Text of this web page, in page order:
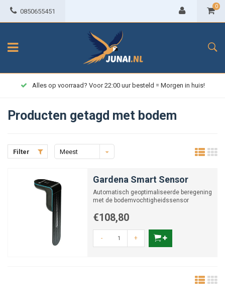
0850655451
0
Alles op voorraad? Voor 22:00 uur besteld = Morgen in huis!
Producten getagd met bodem
Filter
Meest
Gardena Smart Sensor
Automatisch geoptimaliseerde beregening
met de bodemvochtigheidssensor
€108,80
- +